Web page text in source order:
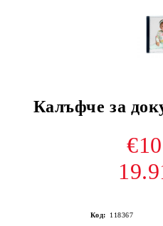
Калъфче за
Код: 118367